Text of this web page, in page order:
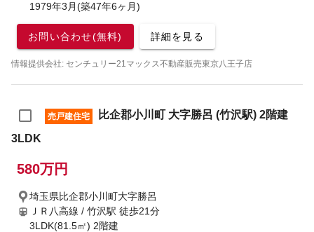
1979年3月(築47年6ヶ月)
お問い合わせ(無料) 詳細を見る
情報提供会社: センチュリー21マックス不動産販売東京八王子店
売戸建住宅
比企郡小川町 大字勝呂 (竹沢駅) 2階建
3LDK
580万円
埼玉県比企郡小川町大字勝呂
ＪＲ八高線 / 竹沢駅 徒歩21分
3LDK(81.5㎡) 2階建